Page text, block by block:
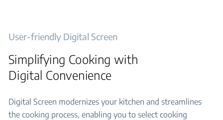
User-friendly Digital Screen
Simplifying Cooking with
Digital Convenience
Digital Screen modernizes your kitchen and streamlines
the cooking process, enabling you to select cooking